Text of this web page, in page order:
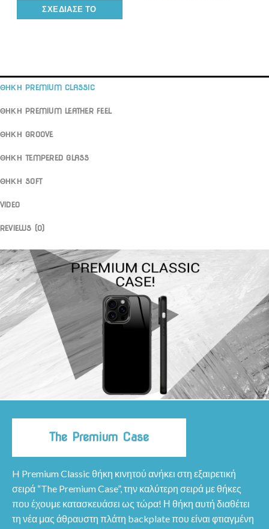
ΣΧΕΔΊΑΣΕ ΤΟ
ΘΗΚΗ PREMIUM CLASSIC
ΘΗΚΗ PREMIUM LEATHER FEEL
ΘΗΚΗ GROOVE
ΘΗΚΗ TEMPERED GLASS
ΘΗΚΗ SOFT
VIDEO
REVIEWS (0)
The Premium Case
H Premium Classic θήκη κινητού ανήκει στη εξαιρετική
σειρά “The Premium Case”, την καλύτερη σειρά με θήκες
που έχουμε κατασκευάσει ως τώρα! Η θήκη αυτή διαθέτει
τη νέα μας άθραυστη πλάτη backplate που είναι φτιαγμένη